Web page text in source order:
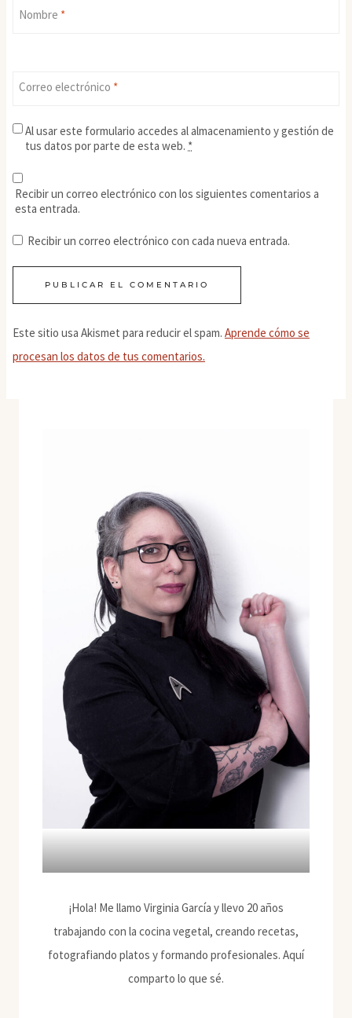
Nombre *
Correo electrónico *
Al usar este formulario accedes al almacenamiento y gestión de
tus datos por parte de esta web. *
Recibir un correo electrónico con los siguientes comentarios a
esta entrada.
Recibir un correo electrónico con cada nueva entrada.
Este sitio usa Akismet para reducir el spam. Aprende cómo se
procesan los datos de tus comentarios.
¡Hola! Me llamo Virginia García y llevo 20 años
trabajando con la cocina vegetal, creando recetas,
fotografiando platos y formando profesionales. Aquí
comparto lo que sé.